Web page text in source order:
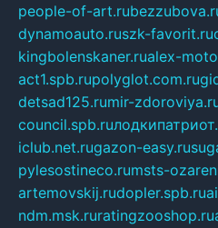
people-of-art.ru
dynamoauto.ruszk-favorit.ru
kingbolenskaner.rualex-
act1.spb.rupolyglot.com.ru
detsad125.rumir-
council.spb.ru
iclub.net.rugazon-easy.ru
pylesostineco.rumsts-
artemovskij.rudopler.spb.ru
ndm.msk.ruratingzooshop.ru